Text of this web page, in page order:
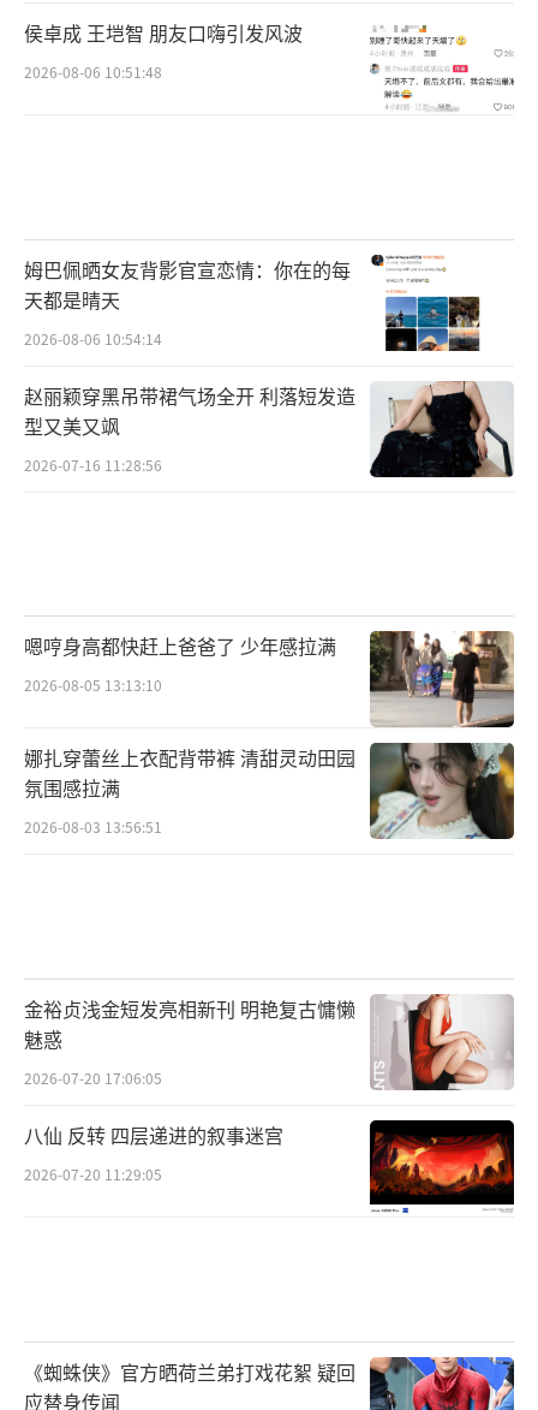
侯卓成 王垲智 朋友口嗨引发风波
2026-08-06 10:51:48
姆巴佩晒女友背影官宣恋情：你在的每
天都是晴天
2026-08-06 10:54:14
赵丽颖穿黑吊带裙气场全开 利落短发造
型又美又飒
2026-07-16 11:28:56
嗯哼身高都快赶上爸爸了 少年感拉满
2026-08-05 13:13:10
娜扎穿蕾丝上衣配背带裤 清甜灵动田园
氛围感拉满
2026-08-03 13:56:51
金裕贞浅金短发亮相新刊 明艳复古慵懒
魅惑
2026-07-20 17:06:05
八仙 反转 四层递进的叙事迷宫
2026-07-20 11:29:05
《蜘蛛侠》官方晒荷兰弟打戏花絮 疑回
应替身传闻